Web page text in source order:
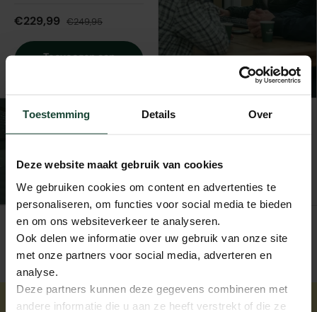
Toestemming Details Over
Deze website maakt gebruik van cookies
We gebruiken cookies om content en advertenties te
personaliseren, om functies voor social media te bieden
en om ons websiteverkeer te analyseren.
Ook delen we informatie over uw gebruik van onze site
met onze partners voor social media, adverteren en
analyse.
Deze partners kunnen deze gegevens combineren met
andere informatie die u aan ze heeft verstrekt of die ze
€229,99 €249,95
Toevoegen aan
Snel geleverd, direct
voorraad in Uddel
Direct uit voorraad leverbaar
Snel mee te nemen of bezorgd
Alle specialiteiten
35.000 m²